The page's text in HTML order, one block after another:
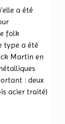
a été
folk
type a été
Martin en
: deux
acier traité)